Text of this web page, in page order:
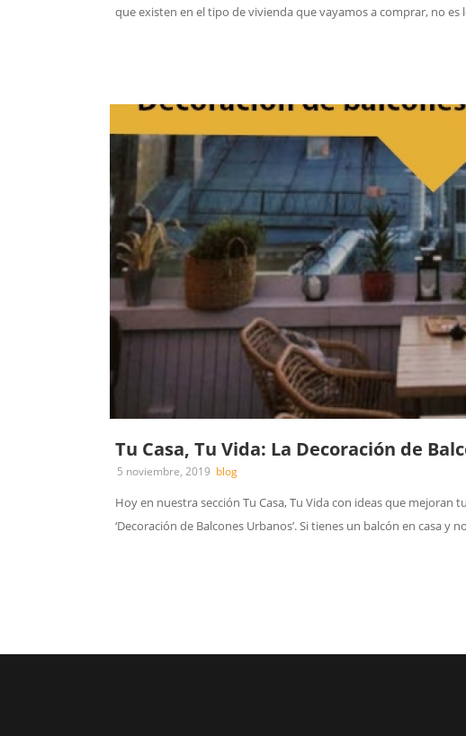
que existen en el tipo de vivienda que vayamos a comprar, no es
Tu Casa, Tu Vida: La Decoración de
5 noviembre, 2019 blog
Hoy en nuestra sección Tu Casa, Tu Vida con ideas que
‘Decoración de Balcones Urbanos’. Si tienes un balcón en casa y